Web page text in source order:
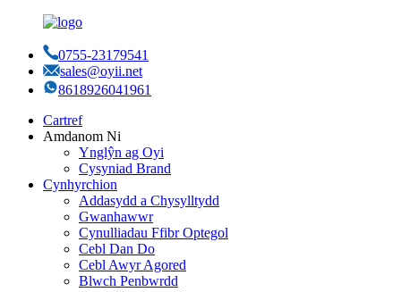
0755-23179541
sales@oyii.net
8618926041961
Cartref
Amdanom Ni
Ynglŷn ag Oyi
Cysyniad Brand
Cynhyrchion
Addasydd a Chysylltydd
Gwanhawwr
Cynulliadau Ffibr Optegol
Cebl Dan Do
Cebl Awyr Agored
Blwch Penbwrdd